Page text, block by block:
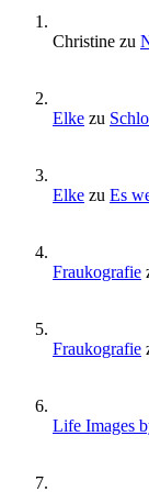
Christine zu
Elke zu
Elke zu Es
Fraukografie
Fraukografie
Life Images